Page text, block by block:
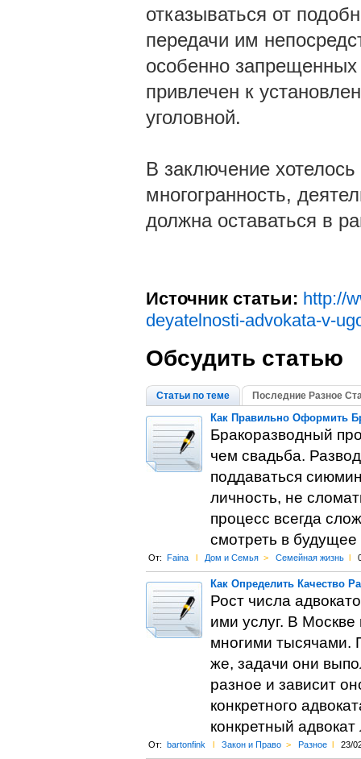
отказываться от
передачи им
особенно
привлечен к
уголовной.
В заключение
многогранность,
должна оставаться в
Источник статьи: http://
deyatelnosti-advokata-v-
Обсудить статью
Статьи по теме Последние Разное
Как Правильно Оформить
Бракоразводный
чем свадьба.
поддаваться
личность, не
процесс всегда
смотреть в
От: Faina l Дом и Семья > Семейная жизнь l
Как Определить Качество
Рост числа
ими услуг. В Москве
многими тысячами.
же, задачи они
разное и зависит
конкретного
конкретный
От: bartonfink l Закон и Право > Разное l 23/